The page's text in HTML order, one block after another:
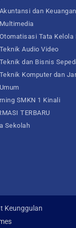
dan
Tata Kelola
Audio Video
dan Bisnis
Komputer dan
SMKN 1 Kinali
TERBARU
Sekolah
Keunggulan